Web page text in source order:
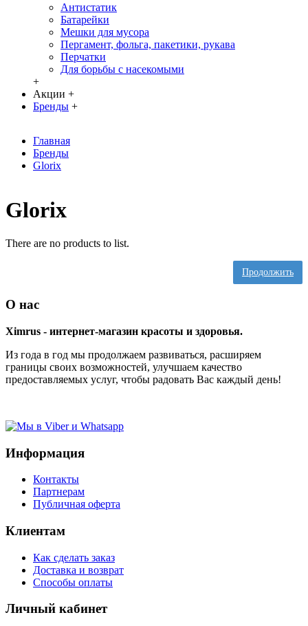
Антистатик
Батарейки
Мешки для мусора
Пергамент, фольга, пакетики, рукава
Перчатки
Для борьбы с насекомыми
+
Акции +
Бренды +
Главная
Бренды
Glorix
Glorix
There are no products to list.
Продолжить
О нас
Ximrus - интернет-магазин красоты и здоровья.
Из года в год мы продолжаем развиваться, расширяем
границы своих возможностей, улучшаем качество
предоставляемых услуг, чтобы радовать Вас каждый день!
Информация
Контакты
Партнерам
Публичная оферта
Клиентам
Как сделать заказ
Доставка и возврат
Способы оплаты
Личный кабинет